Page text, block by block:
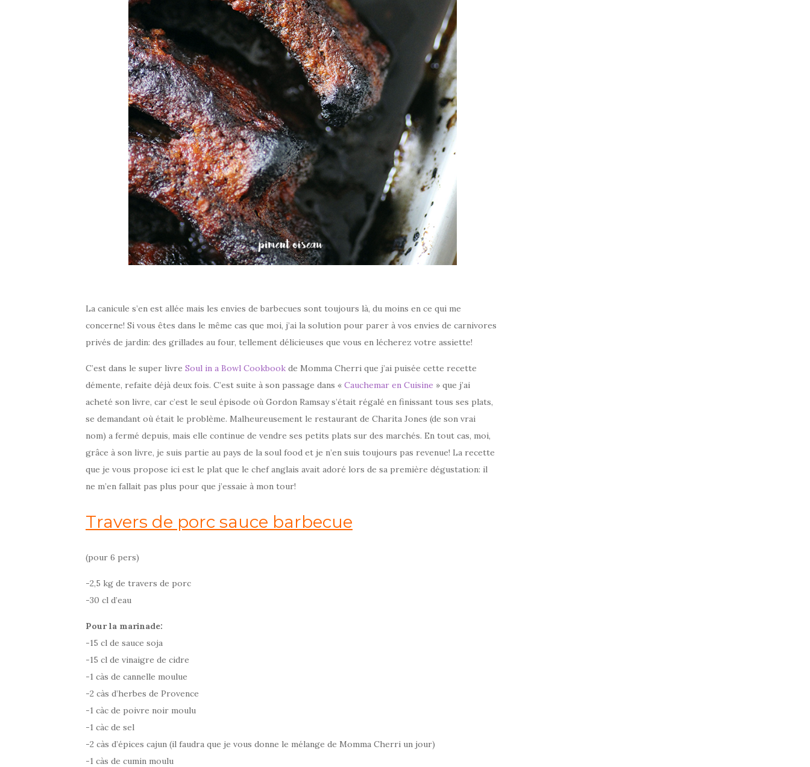
La canicule s’en est allée mais les envies de barbecues sont toujours là, du moins en ce qui me
concerne! Si vous êtes dans le même cas que moi, j’ai la solution pour parer à vos envies de carnivores
privés de jardin: des grillades au four, tellement délicieuses que vous en lécherez votre assiette!
C’est dans le super livre Soul in a Bowl Cookbook de Momma Cherri que j’ai puisée cette recette
démente, refaite déjà deux fois. C’est suite à son passage dans « Cauchemar en Cuisine » que j’ai
acheté son livre, car c’est le seul épisode où Gordon Ramsay s’était régalé en finissant tous ses plats,
se demandant où était le problème. Malheureusement le restaurant de Charita Jones (de son vrai
nom) a fermé depuis, mais elle continue de vendre ses petits plats sur des marchés. En tout cas, moi,
grâce à son livre, je suis partie au pays de la soul food et je n’en suis toujours pas revenue! La recette
que je vous propose ici est le plat que le chef anglais avait adoré lors de sa première dégustation: il
ne m’en fallait pas plus pour que j’essaie à mon tour!
Travers de porc sauce barbecue
(pour 6 pers)
-2,5 kg de travers de porc
-30 cl d’eau
Pour la marinade:
-15 cl de sauce soja
-15 cl de vinaigre de cidre
-1 càs de cannelle moulue
-2 càs d’herbes de Provence
-1 càc de poivre noir moulu
-1 càc de sel
-2 càs d’épices cajun (il faudra que je vous donne le mélange de Momma Cherri un jour)
-1 càs de cumin moulu